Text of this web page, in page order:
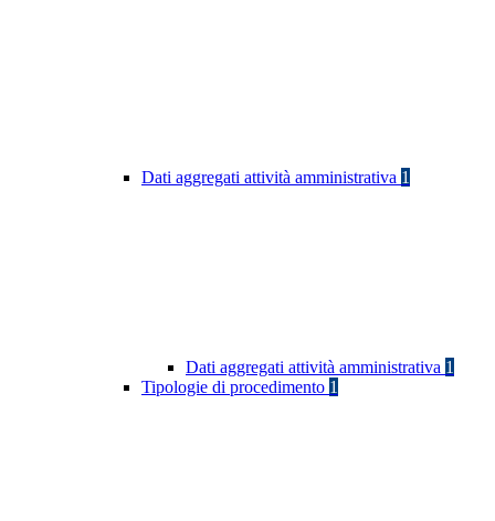
Dati aggregati attività amministrativa 1
Dati aggregati attività amministrativa 1
Tipologie di procedimento 1